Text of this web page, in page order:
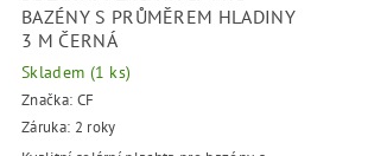
BAZÉNY S PRŮMĚREM HLADINY
3 M ČERNÁ
Skladem (1 ks)
Značka: CF
Záruka: 2 roky